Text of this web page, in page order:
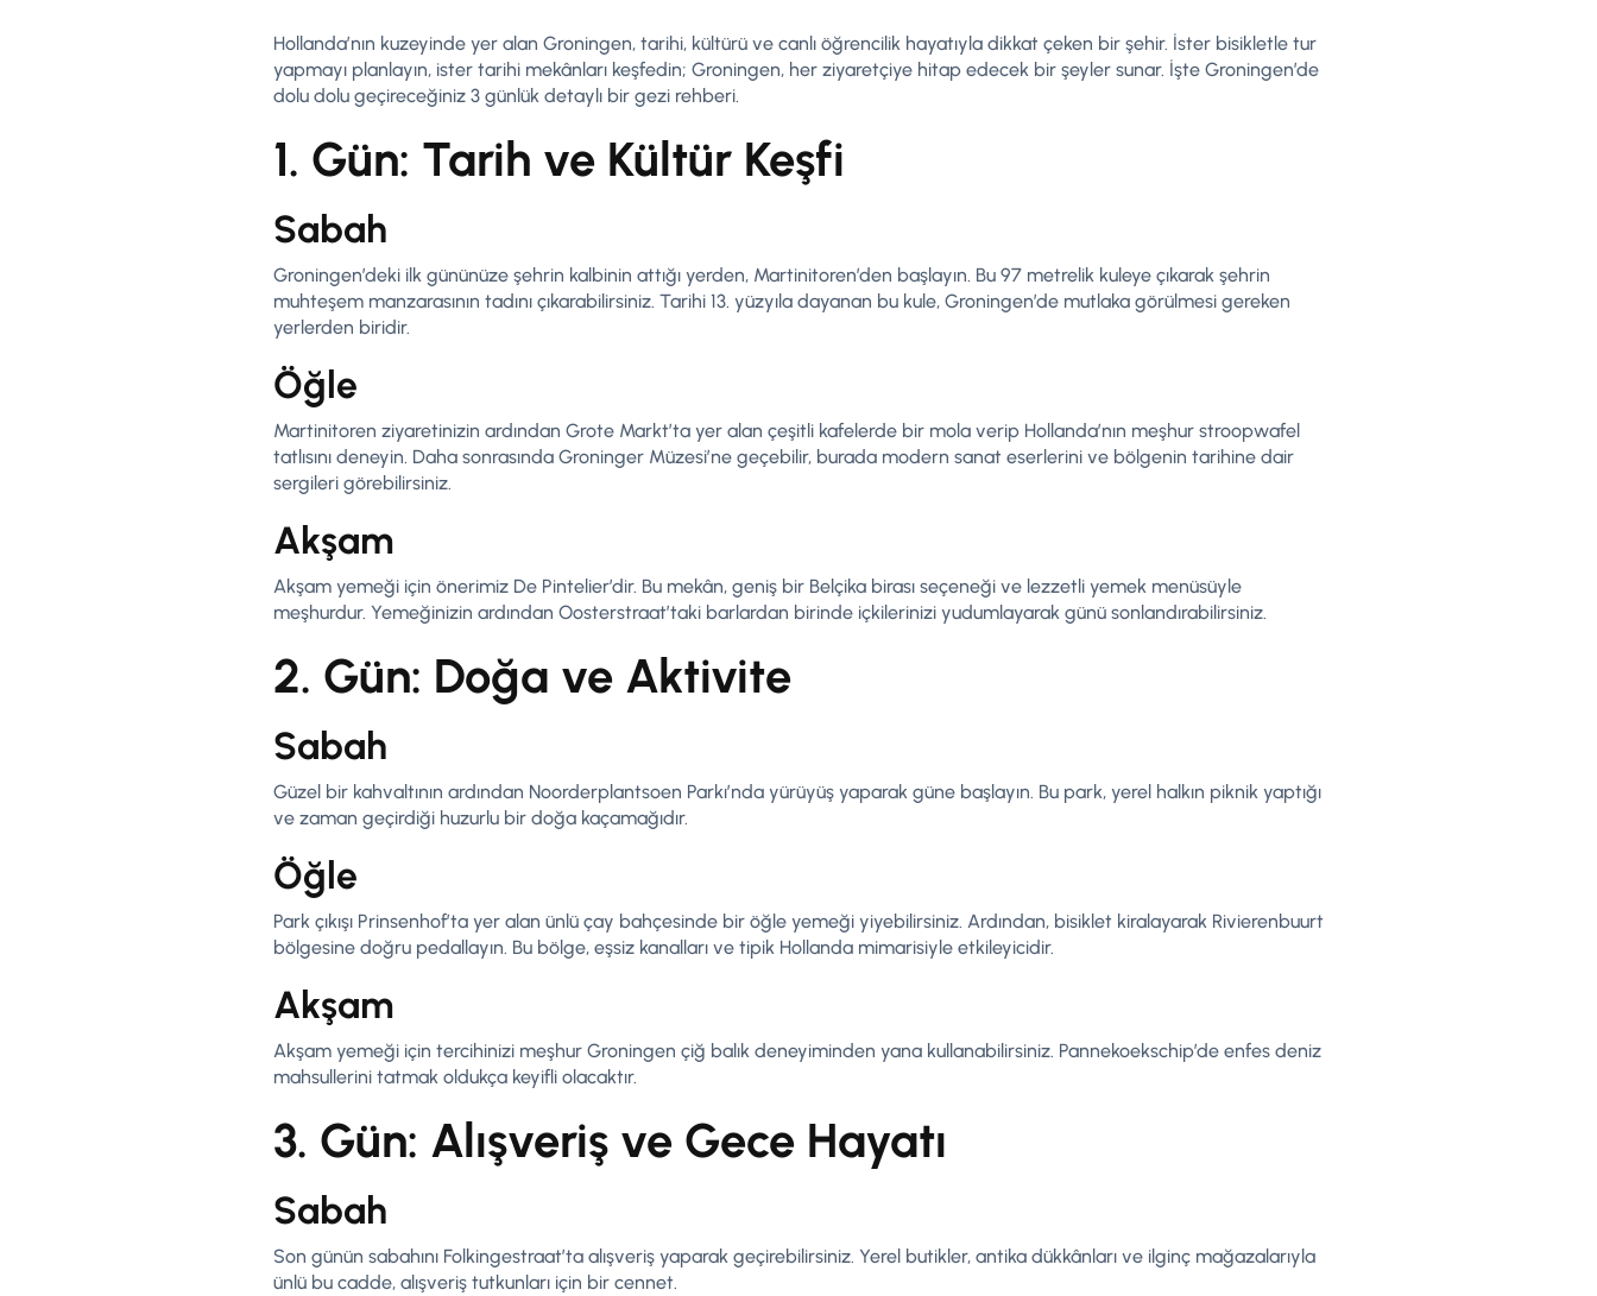
Hollanda’nın kuzeyinde yer alan Groningen, tarihi, kültürü ve canlı öğrencilik hayatıyla dikkat çeken bir şehir. İster bisikletle tur
yapmayı planlayın, ister tarihi mekânları keşfedin; Groningen, her ziyaretçiye hitap edecek bir şeyler sunar. İşte Groningen’de
dolu dolu geçireceğiniz 3 günlük detaylı bir gezi rehberi.
1. Gün: Tarih ve Kültür Keşfi
Sabah
Groningen’deki ilk gününüze şehrin kalbinin attığı yerden, Martinitoren’den başlayın. Bu 97 metrelik kuleye çıkarak şehrin
muhteşem manzarasının tadını çıkarabilirsiniz. Tarihi 13. yüzyıla dayanan bu kule, Groningen’de mutlaka görülmesi gereken
yerlerden biridir.
Öğle
Martinitoren ziyaretinizin ardından Grote Markt’ta yer alan çeşitli kafelerde bir mola verip Hollanda’nın meşhur stroopwafel
tatlısını deneyin. Daha sonrasında Groninger Müzesi’ne geçebilir, burada modern sanat eserlerini ve bölgenin tarihine dair
sergileri görebilirsiniz.
Akşam
Akşam yemeği için önerimiz De Pintelier’dir. Bu mekân, geniş bir Belçika birası seçeneği ve lezzetli yemek menüsüyle
meşhurdur. Yemeğinizin ardından Oosterstraat’taki barlardan birinde içkilerinizi yudumlayarak günü sonlandırabilirsiniz.
2. Gün: Doğa ve Aktivite
Sabah
Güzel bir kahvaltının ardından Noorderplantsoen Parkı’nda yürüyüş yaparak güne başlayın. Bu park, yerel halkın piknik yaptığı
ve zaman geçirdiği huzurlu bir doğa kaçamağıdır.
Öğle
Park çıkışı Prinsenhof’ta yer alan ünlü çay bahçesinde bir öğle yemeği yiyebilirsiniz. Ardından, bisiklet kiralayarak Rivierenbuurt
bölgesine doğru pedallayın. Bu bölge, eşsiz kanalları ve tipik Hollanda mimarisiyle etkileyicidir.
Akşam
Akşam yemeği için tercihinizi meşhur Groningen çiğ balık deneyiminden yana kullanabilirsiniz. Pannekoekschip’de enfes deniz
mahsullerini tatmak oldukça keyifli olacaktır.
3. Gün: Alışveriş ve Gece Hayatı
Sabah
Son günün sabahını Folkingestraat’ta alışveriş yaparak geçirebilirsiniz. Yerel butikler, antika dükkânları ve ilginç mağazalarıyla
ünlü bu cadde, alışveriş tutkunları için bir cennet.